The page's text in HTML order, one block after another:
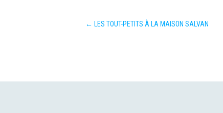
← LES TOUT-PETITS À LA MAISON SALVAN